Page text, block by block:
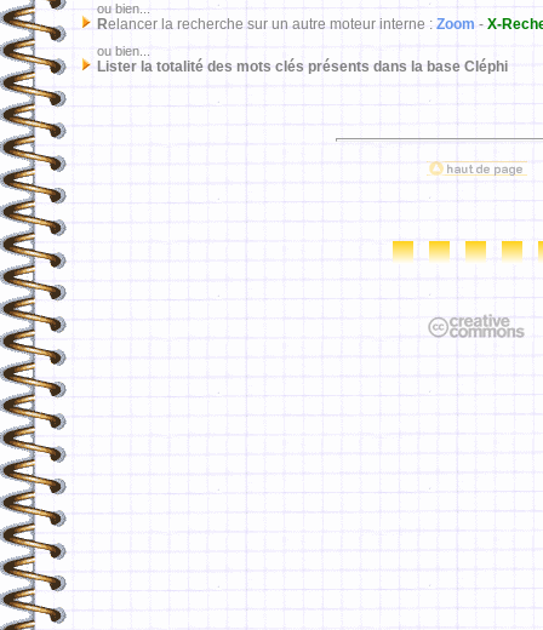
ou bien...
Relancer la recherche sur un autre moteur interne : Zoom - X-
ou bien...
Lister la totalité des mots clés présents dans la base Cléphi